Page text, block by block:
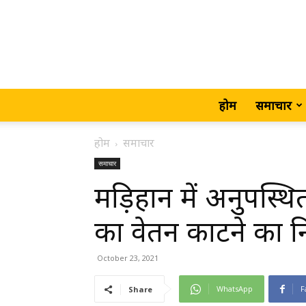
होम समाचार
होम समाचार
समाचार
मड़िहान में
का वेतन काटने का
October 23, 2021
Share WhatsApp